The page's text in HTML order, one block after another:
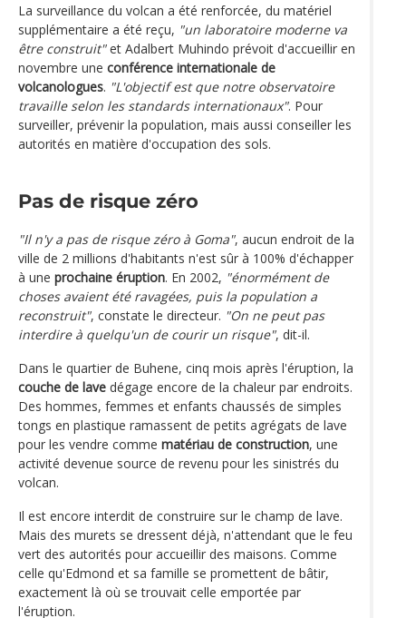
La surveillance du volcan a été renforcée, du matériel
supplémentaire a été reçu, "un laboratoire moderne va
être construit"et Adalbert Muhindo prévoit d'accueillir en
novembre une conférence internationale de
volcanologues. "L'objectif est que notre observatoire
travaille selon les standards internationaux". Pour
surveiller, prévenir la population, mais aussi conseiller les
autorités en matière d'occupation des sols.
Pas de risque zéro
"Il n'y a pas de risque zéro à Goma", aucun endroit de la
ville de 2 millions d'habitants n'est sûr à 100% d'échapper
à une prochaine éruption. En 2002, "énormément de
choses avaient été ravagées, puis la population a
reconstruit", constate le directeur. "On ne peut pas
interdire à quelqu'un de courir un risque", dit-il.
Dans le quartier de Buhene, cinq mois après l'éruption, la
couche de lave dégage encore de la chaleur par endroits.
Des hommes, femmes et enfants chaussés de simples
tongs en plastique ramassent de petits agrégats de lave
pour les vendre comme matériau de construction, une
activité devenue source de revenu pour les sinistrés du
volcan.
Il est encore interdit de construire sur le champ de lave.
Mais des murets se dressent déjà, n'attendant que le feu
vert des autorités pour accueillir des maisons. Comme
celle qu'Edmond et sa famille se promettent de bâtir,
exactement là où se trouvait celle emportée par
l'éruption.